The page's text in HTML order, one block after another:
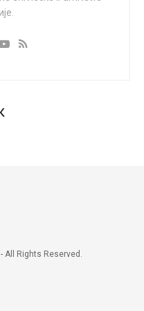
миси уклонила са
а ЛГБТ
критиковали су оца
подржала његов
онога што виде
али не насиљем,
и храбрим
- All Rights Reserved.